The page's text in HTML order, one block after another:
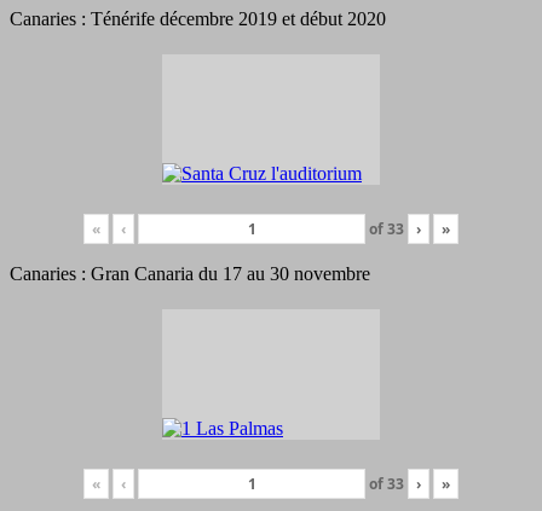
Canaries : Ténérife décembre 2019 et début 2020
« ‹ of33 › »
Canaries : Gran Canaria du 17 au 30 novembre
« ‹ of33 › »